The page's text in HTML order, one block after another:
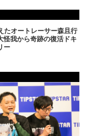
たオートレーサー森且行
我から奇跡の復活ドキ
ー